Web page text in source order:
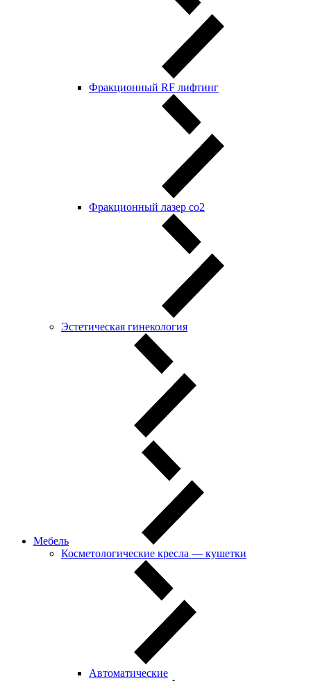
Фракционный RF лифтинг
Фракционный лазер со2
Эстетическая гинекология
Мебель
Косметологические кресла — кушетки
Автоматические